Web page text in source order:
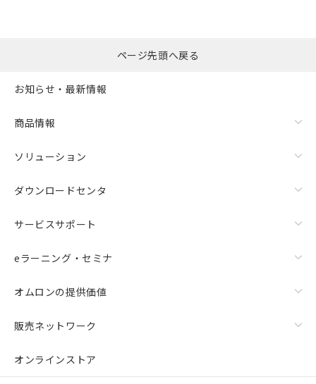
ページ先頭へ戻る
お知らせ・最新情報
商品情報
ソリューション
ダウンロードセンタ
サービスサポート
eラーニング・セミナ
オムロンの提供価値
販売ネットワーク
オンラインストア